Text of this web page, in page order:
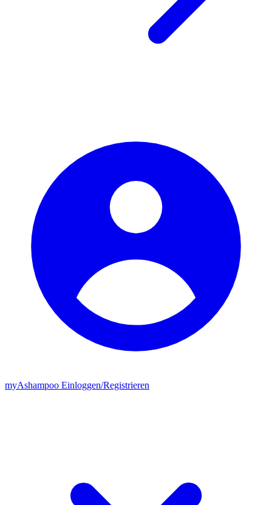
myAshampoo Einloggen/Registrieren